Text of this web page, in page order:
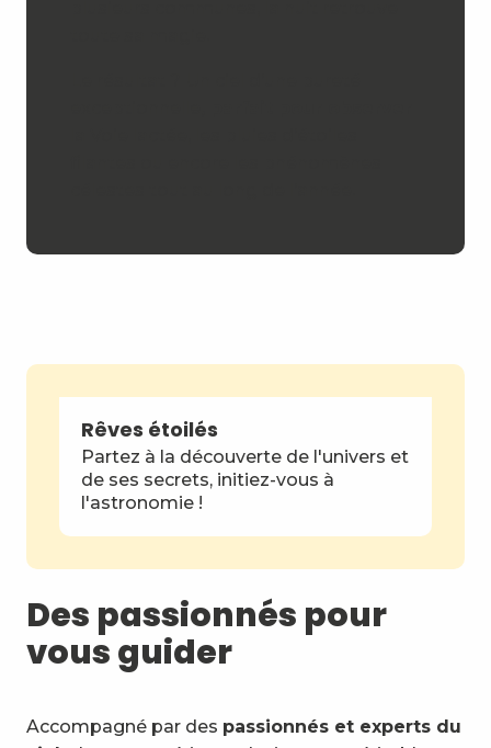
Rêves étoilés
Partez à la découverte de l'univers et
de ses secrets, initiez-vous à
l'astronomie !
Des passionnés pour
vous guider
Accompagné par des passionnés et experts du